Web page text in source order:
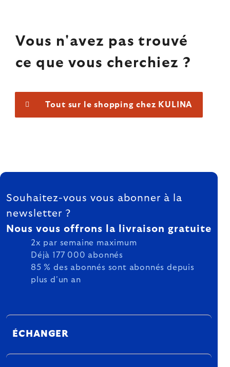
Vous n'avez pas trouvé
ce que vous cherchiez ?
Tout sur le shopping chez KULINA
FOOTER
Souhaitez-vous vous abonner à la
newsletter ?
Nous vous offrons la livraison gratuite
2x par semaine maximum
Déjà 177 000 abonnés
85 % des abonnés sont abonnés depuis
plus d'un an
ÉCHANGER